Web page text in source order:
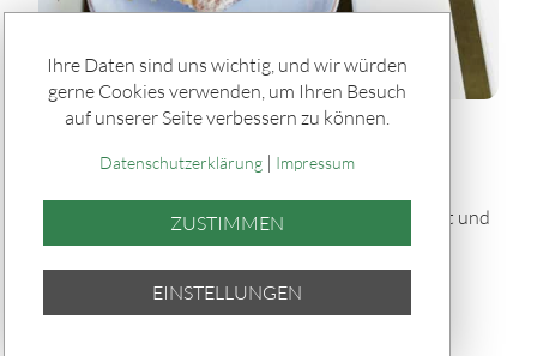
Rätseln & Service / Rezepte
Gefülltes Brot "Tortano" vom Grill
Dieses gefüllte Brot „Tortano“ vom Grill ist herzhaft und
saftig: Ein fluffiger Hefeteig umhüllt Pesto,
Ihre Daten sind uns wichtig, und wir würden
gerne Cookies verwenden, um Ihren Besuch
auf unserer Seite verbessern zu können.
Datenschutzerklärung| Impressum
ZUSTIMMEN
EINSTELLUNGEN